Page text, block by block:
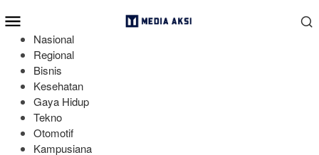
ke
kontenMobile
Nasional
Regional
Bisnis
Kesehatan
Gaya Hidup
Tekno
Otomotif
Kampusiana